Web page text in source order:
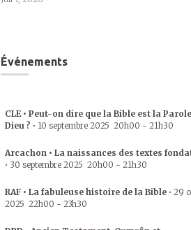
Événements
CLE • Peut-on dire que la Bible est la
Dieu ? • 10 septembre 2025 20h00 - 21h30
Arcachon • La naissances des textes
• 30 septembre 2025 20h00 - 21h30
RAF • La fabuleuse histoire de la Bible • 29
2025 22h00 - 23h30